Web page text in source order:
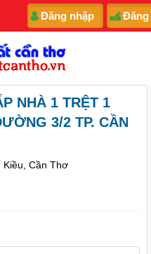
Đăng nhập Đăng
NHÀ 1 TRỆT 1
3/2 TP. CẦN
Cần Thơ